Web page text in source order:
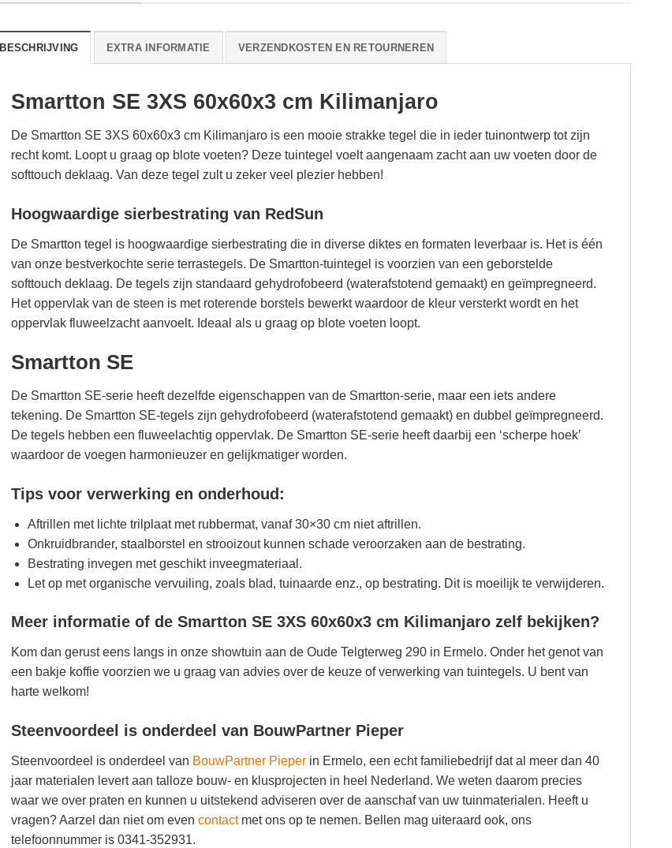
BESCHRIJVING EXTRA INFORMATIE VERZENDKOSTEN EN RETOURNEREN
Smartton SE 3XS 60x60x3 cm Kilimanjaro
De Smartton SE 3XS 60x60x3 cm Kilimanjaro is een mooie strakke tegel die in ieder tuinontwerp tot zijn
recht komt. Loopt u graag op blote voeten? Deze tuintegel voelt aangenaam zacht aan uw voeten door de
softtouch deklaag. Van deze tegel zult u zeker veel plezier hebben!
Hoogwaardige sierbestrating van RedSun
De Smartton tegel is hoogwaardige sierbestrating die in diverse diktes en formaten leverbaar is. Het is één
van onze bestverkochte serie terrastegels. De Smartton-tuintegel is voorzien van een geborstelde
softtouch deklaag. De tegels zijn standaard gehydrofobeerd (waterafstotend gemaakt) en geïmpregneerd.
Het oppervlak van de steen is met roterende borstels bewerkt waardoor de kleur versterkt wordt en het
oppervlak fluweelzacht aanvoelt. Ideaal als u graag op blote voeten loopt.
Smartton SE
De Smartton SE-serie heeft dezelfde eigenschappen van de Smartton-serie, maar een iets andere
tekening. De Smartton SE-tegels zijn gehydrofobeerd (waterafstotend gemaakt) en dubbel geïmpregneerd.
De tegels hebben een fluweelachtig oppervlak. De Smartton SE-serie heeft daarbij een ‘scherpe hoek’
waardoor de voegen harmonieuzer en gelijkmatiger worden.
Tips voor verwerking en onderhoud:
Aftrillen met lichte trilplaat met rubbermat, vanaf 30×30 cm niet aftrillen.
Onkruidbrander, staalborstel en strooizout kunnen schade veroorzaken aan de bestrating.
Bestrating invegen met geschikt inveegmateriaal.
Let op met organische vervuiling, zoals blad, tuinaarde enz., op bestrating. Dit is moeilijk te verwijderen.
Meer informatie of de Smartton SE 3XS 60x60x3 cm Kilimanjaro zelf bekijken?
Kom dan gerust eens langs in onze showtuin aan de Oude Telgterweg 290 in Ermelo. Onder het genot van
een bakje koffie voorzien we u graag van advies over de keuze of verwerking van tuintegels. U bent van
harte welkom!
Steenvoordeel is onderdeel van BouwPartner Pieper
Steenvoordeel is onderdeel van BouwPartner Pieper in Ermelo, een echt familiebedrijf dat al meer dan 40
jaar materialen levert aan talloze bouw- en klusprojecten in heel Nederland. We weten daarom precies
waar we over praten en kunnen u uitstekend adviseren over de aanschaf van uw tuinmaterialen. Heeft u
vragen? Aarzel dan niet om evencontactmet ons op te nemen. Bellen mag uiteraard ook, ons
telefoonnummer is 0341-352931.